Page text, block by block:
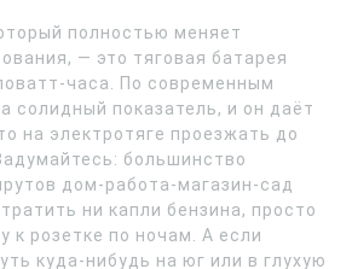
полностью меняет
— это тяговая батарея
часа. По современным
солидный показатель, и он даёт
на электротяге проезжать до
большинство
дом-работа-магазин-сад
ни капли бензина, просто
к розетке по ночам. А если
куда-нибудь на юг или в глухую